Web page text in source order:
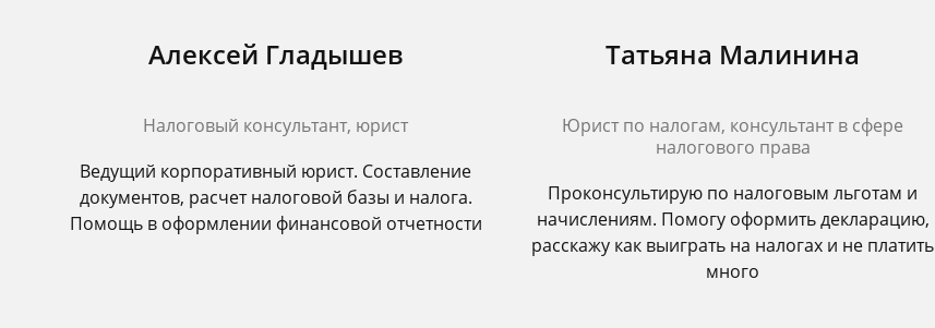
Алексей Гладышев
Налоговый консультант, юрист
Ведущий корпоративный юрист. Составление
документов, расчет налоговой базы и налога.
Помощь в оформлении финансовой отчетности
Татьяна Малинина
Юрист по налогам, консультант в сфере
налогового права
Проконсультирую по налоговым льготам и
начислениям. Помогу оформить декларацию,
расскажу как выиграть на налогах и не платить
много